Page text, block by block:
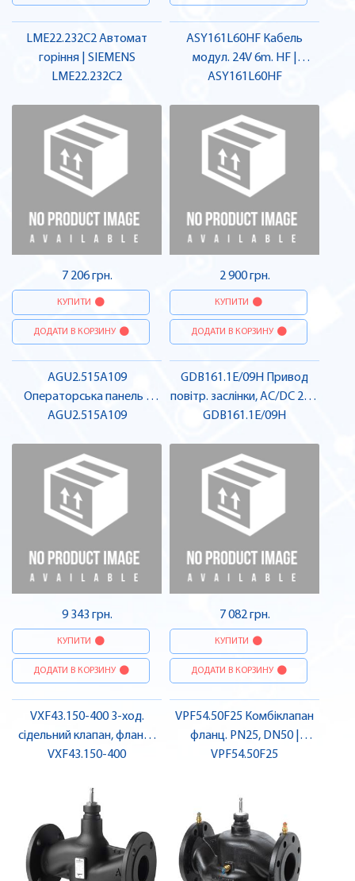
LME22.232C2 Автомат
горіння | SIEMENS
LME22.232C2
7 206 грн.
КУПИТИ
ДОДАТИ В КОРЗИНУ
ASY161L60HF Кабель
модул. 24V 6m. HF |
SIEMENS
ASY161L60HF
2 900 грн.
КУПИТИ
ДОДАТИ В КОРЗИНУ
AGU2.515A109
Операторська панель |
SIEMENS
AGU2.515A109
9 343 грн.
КУПИТИ
ДОДАТИ В КОРЗИНУ
GDB161.1E/09H Привод
повітр. заслінки, AC/DC 24 В
/ DC 0…10 В, 5 Нм, 150 с |
GDB161.1E/09H
7 082 грн.
КУПИТИ
ДОДАТИ В КОРЗИНУ
VXF43.150-400 3-ход.
сідельний клапан, фланц.,
PN16, DN150, kvs 400 |
VXF43.150-400
VPF54.50F25 Комбіклапан
фланц. PN25, DN50 |
SIEMENS
VPF54.50F25